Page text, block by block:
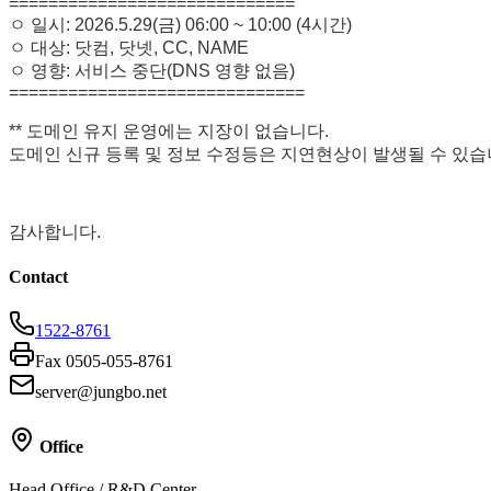
ㅇ 일시: 2026.5.29(금) 06:00 ~ 10:00 (4시간)
ㅇ 대상: 닷컴, 닷넷, CC, NAME
ㅇ 영향: 서비스 중단(DNS 영향 없음)
==============================
** 도메인 유지 운영에는 지장이 없습니다.
도메인 신규 등록 및 정보 수정등은 지연현상이 발생될 수 있
감사합니다.
Contact
1522-8761
Fax 0505-055-8761
server@jungbo.net
Office